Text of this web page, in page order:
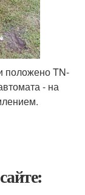
положено TN-
- на